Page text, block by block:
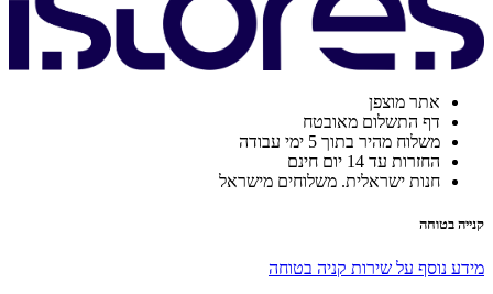
אתר מוצפן
דף התשלום מאובטח
משלוח מהיר בתוך 5 ימי עבודה
החזרות עד 14 יום חינם
חנות ישראלית. משלוחים מישראל
קנייה בטוחה
מידע נוסף על שירות קניה בטוחה